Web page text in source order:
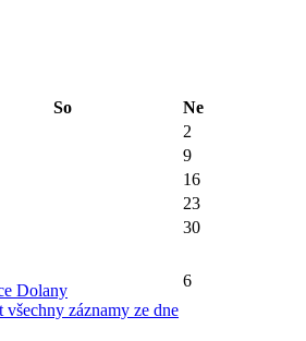
So
Ne
2
9
16
23
30
Dolany
všechny záznamy ze dne
6